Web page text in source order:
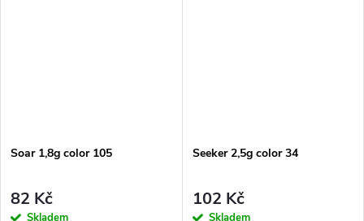
Soar 1,8g color 105
82 Kč
Skladem
Seeker 2,5g color 34
102 Kč
Skladem